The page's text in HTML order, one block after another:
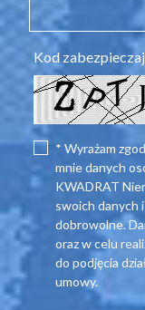
Kod
* Wyrażam
mnie danych
KWADRAT
swoich danych
dobrowolne.
oraz w celu
do podjęcia
umowy.